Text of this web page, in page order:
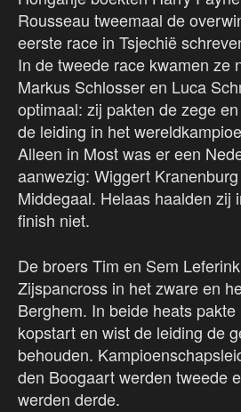
Rousseau tweemaal de
eerste race in Tsjechië
In de tweede race kwamen ze
Markus Schlosser en Luca
optimaal: zij pakten de zege
de leiding in het
Alleen in Most was er een
aanwezig: Wiggert
Middegaal. Helaas haalden zij
finish niet.
De broers Tim en Sem
Zijspancross in het zware en
Berghem. In beide heats
kopstart en wist de leiding de
behouden.
den Boogaart werden tweede
werden derde.